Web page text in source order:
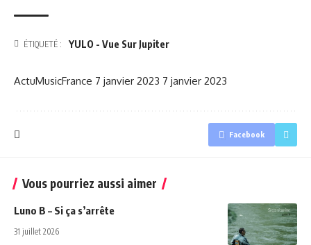
ÉTIQUETÉ : YULO - Vue Sur Jupiter
ActuMusicFrance 7 janvier 2023 7 janvier 2023
Facebook
Vous pourriez aussi aimer
Luno B – Si ça s’arrête
31 juillet 2026